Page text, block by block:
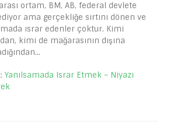
ortam, BM, AB, federal devlete
ama gerçekliğe sırtını dönen ve
ısrar edenler çoktur. Kimi
kimi de mağarasının dışına
Yanılsamada Israr Etmek – Niyazi